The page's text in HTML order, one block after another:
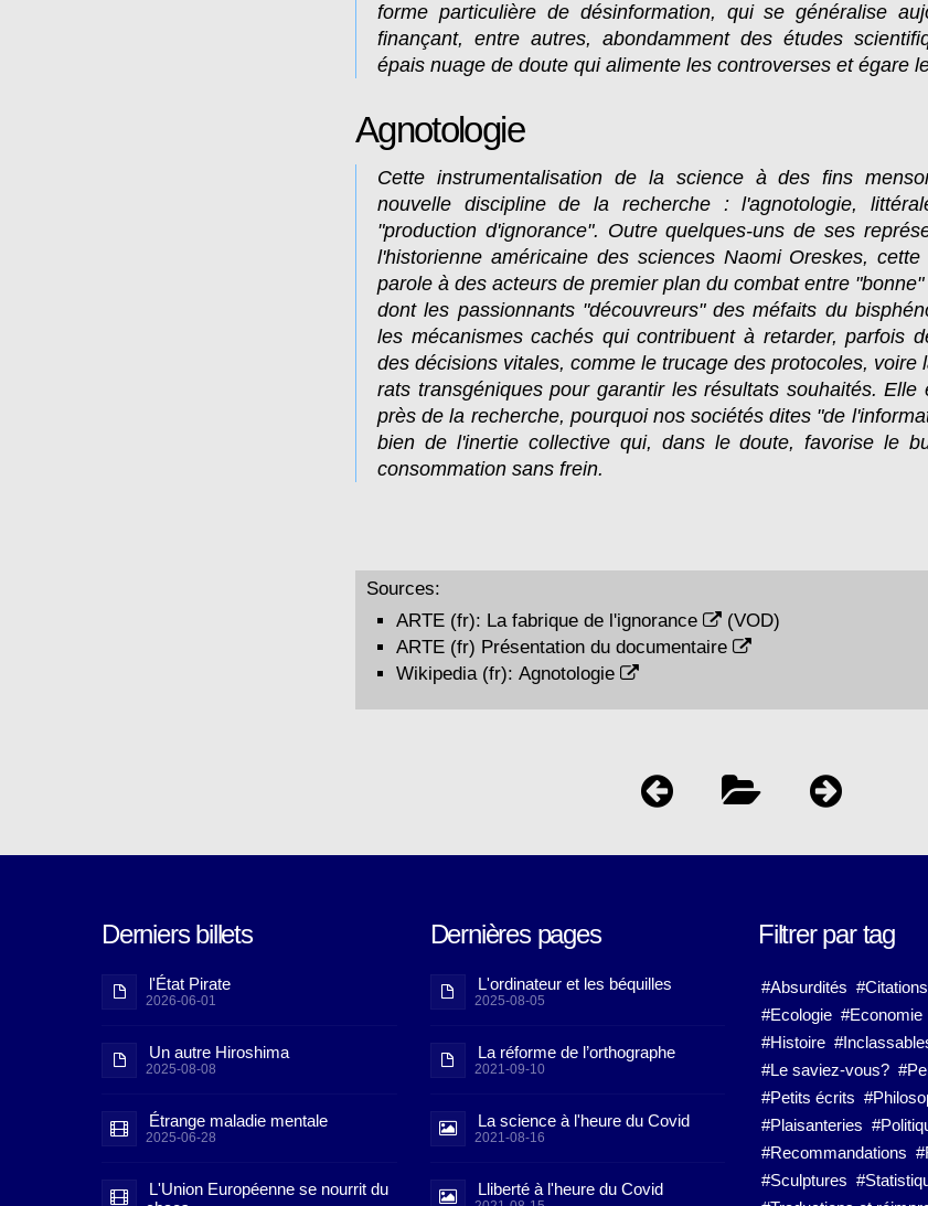
forme particulière de désinformation, qui se généralise
finançant, entre autres, abondamment des études
épais nuage de doute qui alimente les controverses et égare
Agnotologie
Cette instrumentalisation de la science à des fins
nouvelle discipline de la recherche : l'agnotologie,
"production d'ignorance". Outre quelques-uns de ses
l'historienne américaine des sciences Naomi Oreskes,
parole à des acteurs de premier plan du combat entre
dont les passionnants "découvreurs" des méfaits du
les mécanismes cachés qui contribuent à retarder, parfois
des décisions vitales, comme le trucage des protocoles, voire
rats transgéniques pour garantir les résultats souhaités. Elle
près de la recherche, pourquoi nos sociétés dites "de
bien de l'inertie collective qui, dans le doute, favorise le
consommation sans frein.
Sources:
ARTE (fr): La fabrique de l'ignorance
(VOD)
ARTE (fr) Présentation du documentaire
Wikipedia (fr): Agnotologie
Derniers billets
l'État Pirate
2026-06-01
Un autre Hiroshima
2025-08-08
Étrange maladie mentale
2025-06-28
L'Union Européenne se nourrit du
Dernières pages
L'ordinateur et les béquilles
2025-08-05
La réforme de l’orthographe
2021-09-10
La science à l'heure du Covid
2021-08-16
Lliberté à l'heure du Covid
Filtrer par tag
#Absurdités #Citations
#Ecologie #Economie
#Histoire
#Le saviez-vous?
#Petits écrits
#Plaisanteries
#Recommandations
#Sculptures